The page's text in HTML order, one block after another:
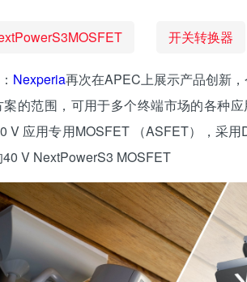
开关转换器
Nexperia再次在APEC上展示产品创新
的范围，可用于多个终端市场的各种应
V 应用专用MOSFET （ASFET），采
V NextPowerS3 MOSFET